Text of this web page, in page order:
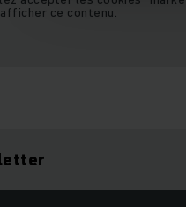
ce contenu.